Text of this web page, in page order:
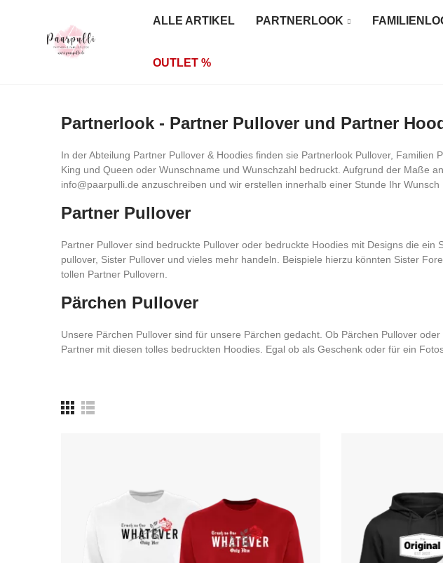
ALLE ARTIKEL PARTNERLOOK
OUTLET %
Partnerlook - Partner Pullover und Partner
In der Abteilung Partner Pullover & Hoodies finden sie Partnerlook Pullover,
King und Queen oder Wunschname und Wunschzahl bedruckt. Aufgrund der Maße
info@paarpulli.de anzuschreiben und wir erstellen innerhalb einer Stunde Ihr
Partner Pullover
Partner Pullover sind bedruckte Pullover oder bedruckte Hoodies mit Designs die
pullover, Sister Pullover und vieles mehr handeln. Beispiele hierzu könnten Sister
tollen Partner Pullovern.
Pärchen Pullover
Unsere Pärchen Pullover sind für unsere Pärchen gedacht. Ob Pärchen Pullover
Partner mit diesen tolles bedruckten Hoodies. Egal ob als Geschenk oder für ein